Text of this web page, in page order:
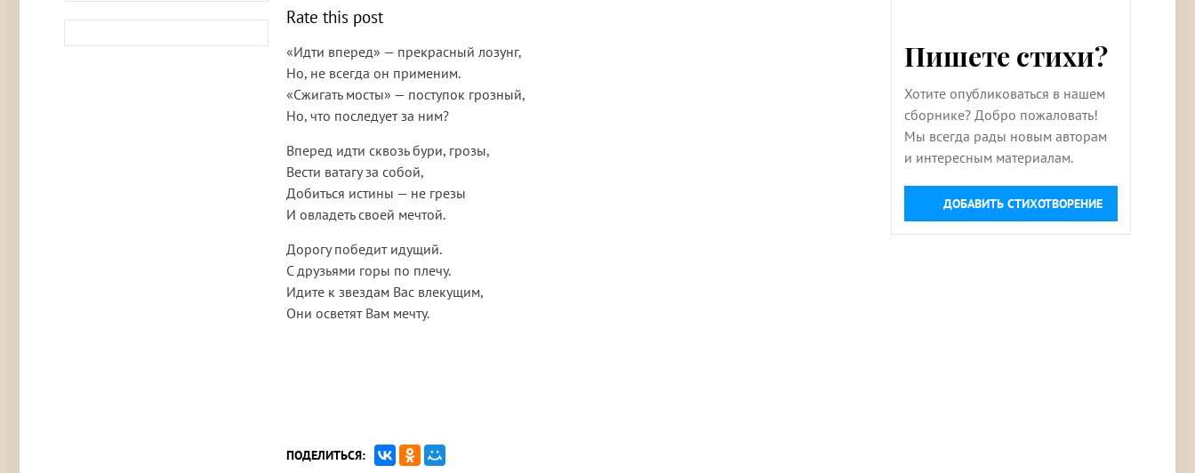
Rate this post
«Идти вперед» — прекрасный лозунг,
Но, не всегда он применим.
«Сжигать мосты» — поступок грозный,
Но, что последует за ним?
Вперед идти сквозь бури, грозы,
Вести ватагу за собой,
Добиться истины — не грезы
И овладеть своей мечтой.
Дорогу победит идущий.
С друзьями горы по плечу.
Идите к звездам Вас влекущим,
Они осветят Вам мечту.
ПОДЕЛИТЬСЯ:
Пишете стихи?
Хотите опубликоваться в нашем
сборнике? Добро пожаловать!
Мы всегда рады новым авторам
и интересным материалам.
ДОБАВИТЬ СТИХОТВОРЕНИЕ